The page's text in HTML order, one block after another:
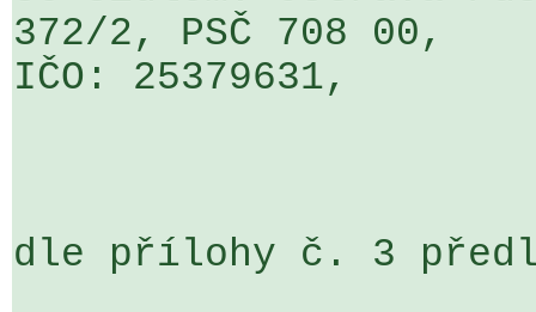
372/2, PSČ 708 00,
IČO: 25379631,
dle přílohy č. 3